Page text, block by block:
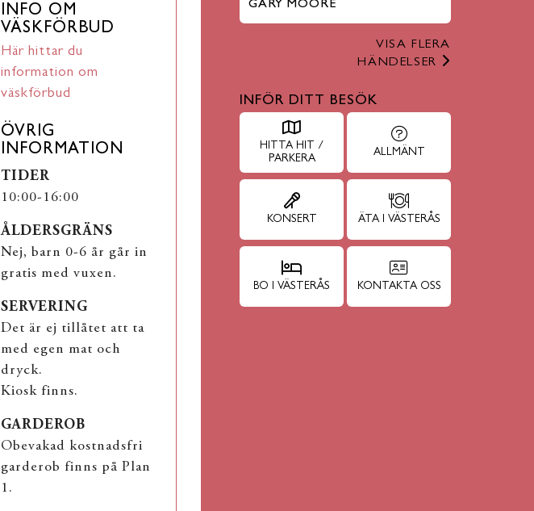
INFO OM
VÄSKFÖRBUD
Här hittar du
information om
väskförbud
ÖVRIG
INFORMATION
TIDER
10:00-16:00
ÅLDERSGRÄNS
Nej, barn 0-6 år går in
gratis med vuxen.
SERVERING
Det är ej tillåtet att ta
med egen mat och
dryck.
Kiosk finns.
GARDEROB
Obevakad kostnadsfri
garderob finns på Plan
1.
GARY MOORE
VISA FLERA
HÄNDELSER
INFÖR DITT BESÖK
HITTA HIT /
PARKERA
ALLMÄNT
KONSERT ÄTA I VÄSTERÅS
BO I VÄSTERÅS KONTAKTA OSS